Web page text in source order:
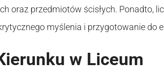
oraz przedmiotów ścisłych. Ponadto,
myślenia i przygotowanie do
w Liceum